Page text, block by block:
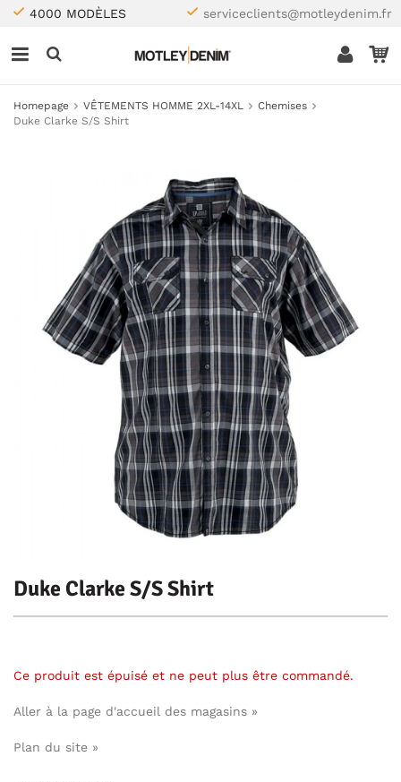
4000 MODÈLES serviceclients@motleydenim.fr
Homepage VÊTEMENTS HOMME 2XL-14XL
Chemises
Duke Clarke S/S Shirt
Duke Clarke S/S Shirt
Ce produit est épuisé et ne peut plus être commandé.
Aller à la page d'accueil des magasins »
Plan du site »